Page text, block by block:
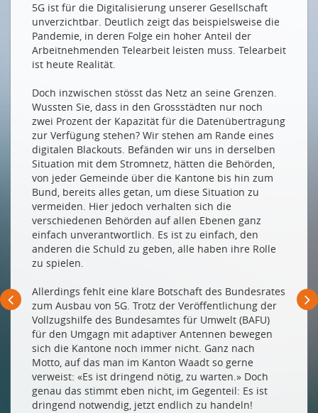
EINE STIMME AUS DER POLITIK
Il ne manque qu’un peu de courage pour aller de
l’avant
Es fehlt nur ein bisschen Mut, um vorwärts zu
machen
WAS BRINGT 5G?
Vernetzung sorgt für mehr Intelligenz in allen
Branchen
KONNEKTIVITÄT UND INNOVATION
5G – doch nicht so wichtig?
Anwendung, ganz konkret
Die Digitalisierung der physischen Welt
Die Demokratisierung der Virtual Reality
KONNEKTIVITÄT UND NACHHALTIGKEIT
Die Technologie-Innovation für Nachhaltigkeit
Schaden oder Chance für die Umwelt?
UND WIE GEHT ES WEITER?
Pssst! 6G ist bereits in den Startlöchern …
Die Zukunft der Zukunft
5G ist für die Digitalisierung unserer Gesellschaft
unverzichtbar. Deutlich zeigt das beispielsweise die
Pandemie, in deren Folge ein hoher Anteil der
Arbeitnehmenden Telearbeit leisten muss. Telearbeit
ist heute Realität.
Doch inzwischen stösst das Netz an seine Grenzen.
Wussten Sie, dass in den Grossstädten nur noch
zwei Prozent der Kapazität für die Datenübertragung
zur Verfügung stehen? Wir stehen am Rande eines
digitalen Blackouts. Befänden wir uns in derselben
Situation mit dem Stromnetz, hätten die Behörden,
von jeder Gemeinde über die Kantone bis hin zum
Bund, bereits alles getan, um diese Situation zu
vermeiden. Hier jedoch verhalten sich die
verschiedenen Behörden auf allen Ebenen ganz
einfach unverantwortlich. Es ist zu einfach, den
anderen die Schuld zu geben, alle haben ihre Rolle
zu spielen.
Allerdings fehlt eine klare Botschaft des Bundesrates
zum Ausbau von 5G. Trotz der Veröffentlichung der
Vollzugshilfe des Bundesamtes für Umwelt (BAFU)
für den Umgagn mit adaptiver Antennen bewegen
sich die Kantone noch immer nicht. Ganz nach
Motto, auf das man im Kanton Waadt so gerne
verweist: «Es ist dringend nötig, zu warten.» Doch
genau das stimmt eben nicht, im Gegenteil: Es ist
dringend notwendig, jetzt endlich zu handeln!